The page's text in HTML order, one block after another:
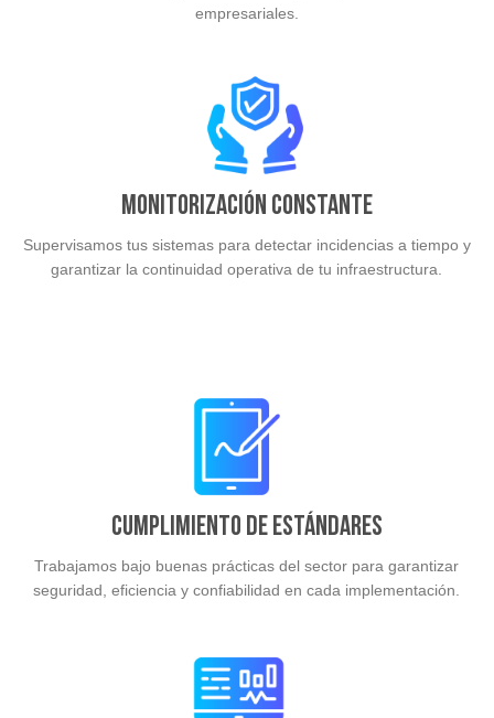
empresariales.
Monitorización constante
Supervisamos tus sistemas para detectar incidencias a tiempo y
garantizar la continuidad operativa de tu infraestructura.
Cumplimiento de estándares
Trabajamos bajo buenas prácticas del sector para garantizar
seguridad, eficiencia y confiabilidad en cada implementación.